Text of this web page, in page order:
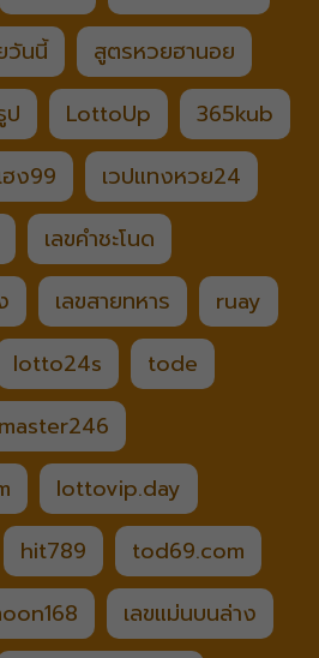
วันนี้
สูตรหวยฮานอย
ป LottoUp
365kub
ฮง99
เวปแทงหวย24
เลขคำชะโนด
เลขสายทหาร
ruay
lotto24s
tode
master246
lottovip.day
hit789
tod69.com
เลขแม่นบนล่าง